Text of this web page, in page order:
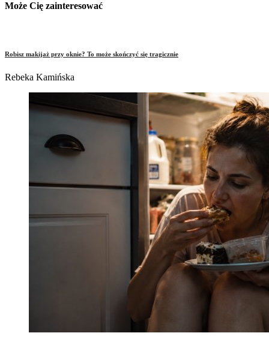
Może Cię zainteresować
Robisz makijaż przy oknie? To może skończyć się tragicznie
Rebeka Kamińska